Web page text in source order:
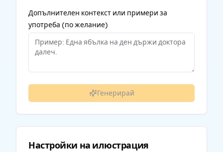
Допълнителен контекст или примери за
употреба (по желание)
Генерирай
Настройки на илюстрация